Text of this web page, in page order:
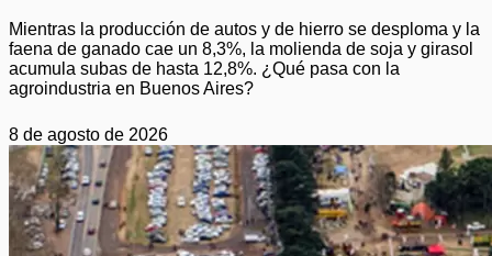
Mientras la producción de autos y de hierro se desploma y la
faena de ganado cae un 8,3%, la molienda de soja y girasol
acumula subas de hasta 12,8%. ¿Qué pasa con la
agroindustria en Buenos Aires?
8 de agosto de 2026